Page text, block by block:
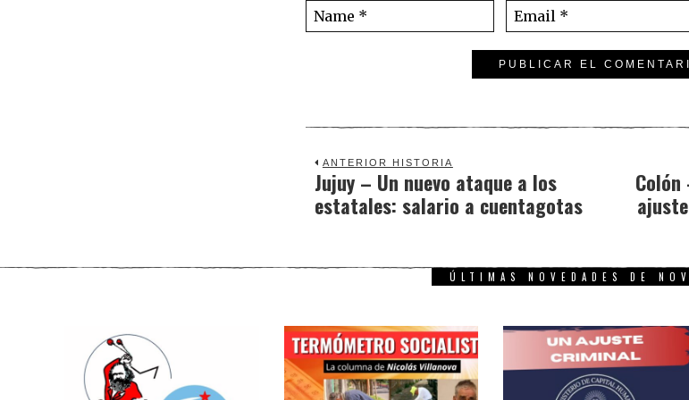
ANTERIOR HISTORIA
Previous
post:
Jujuy – Un nuevo ataque a los
estatales: salario a cuentagotas
ÚLTIMAS NOVEDADES DE